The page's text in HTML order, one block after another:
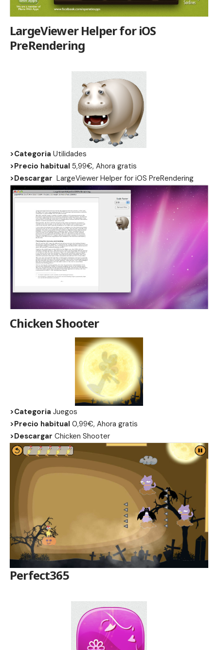
LargeViewer Helper for iOS
PreRendering
>Categoria Utilidades
>Precio habitual 5,99€, Ahora gratis
>Descargar LargeViewer Helper for iOS PreRendering
Chicken Shooter
>Categoria Juegos
>Precio habitual 0,99€, Ahora gratis
>Descargar Chicken Shooter
Perfect365